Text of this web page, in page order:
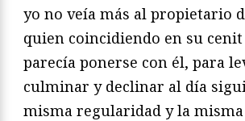
yo no veía más al propietario
quien coincidiendo en su
parecía ponerse con él, para
culminar y declinar al día
misma regularidad y la